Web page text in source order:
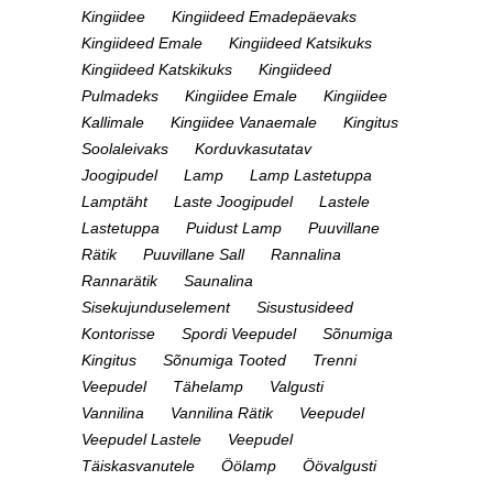
Kingiidee
Kingiideed Emadepäevaks
Kingiideed Emale
Kingiideed Katsikuks
Kingiideed Katskikuks
Kingiideed
Pulmadeks
Kingiidee Emale
Kingiidee
Kallimale
Kingiidee Vanaemale
Kingitus
Soolaleivaks
Korduvkasutatav
Joogipudel
Lamp
Lamp Lastetuppa
Lamptäht
Laste Joogipudel
Lastele
Lastetuppa
Puidust Lamp
Puuvillane
Rätik
Puuvillane Sall
Rannalina
Rannarätik
Saunalina
Sisekujunduselement
Sisustusideed
Kontorisse
Spordi Veepudel
Sõnumiga
Kingitus
Sõnumiga Tooted
Trenni
Veepudel
Tähelamp
Valgusti
Vannilina
Vannilina Rätik
Veepudel
Veepudel Lastele
Veepudel
Täiskasvanutele
Öölamp Öövalgusti